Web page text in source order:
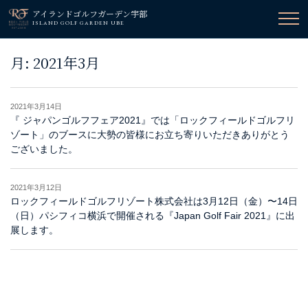
アイランドゴルフガーデン宇部
ISLAND GOLF GARDEN UBE
月: 2021年3月
2021年3月14日
『 ジャパンゴルフフェア2021』では「ロックフィールドゴルフリ
ゾート」のブースに大勢の皆様にお立ち寄りいただきありがとう
ございました。
2021年3月12日
ロックフィールドゴルフリゾート株式会社は3月12日（金）〜14日
（日）パシフィコ横浜で開催される『Japan Golf Fair 2021』に出
展します。